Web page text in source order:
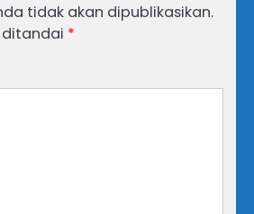
tidak akan dipublikasikan.
ditandai *